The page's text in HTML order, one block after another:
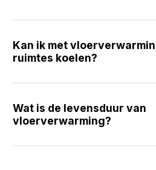
Kan ik met
ruimtes koelen?
Wat is de levensduur van
vloerverwarming?